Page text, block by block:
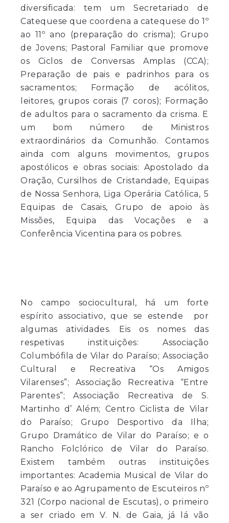
diversificada: tem um Secretariado de
Catequese que coordena a catequese do 1º
ao 11º ano (preparação do crisma); Grupo
de Jovens; Pastoral Familiar que promove
os Ciclos de Conversas Amplas (CCA);
Preparação de pais e padrinhos para os
sacramentos; Formação de acólitos,
leitores, grupos corais (7 coros); Formação
de adultos para o sacramento da crisma. E
um bom número de Ministros
extraordinários da Comunhão. Contamos
ainda com alguns movimentos, grupos
apostólicos e obras sociais: Apostolado da
Oração, Cursilhos de Cristandade, Equipas
de Nossa Senhora, Liga Operária Católica, 5
Equipas de Casais, Grupo de apoio às
Missões, Equipa das Vocações e a
Conferência Vicentina para os pobres.
No campo sociocultural, há um forte
espírito associativo, que se estende por
algumas atividades. Eis os nomes das
respetivas instituições: Associação
Columbófila de Vilar do Paraíso; Associação
Cultural e Recreativa “Os Amigos
Vilarenses”; Associação Recreativa “Entre
Parentes”; Associação Recreativa de S.
Martinho d’ Além; Centro Ciclista de Vilar
do Paraíso; Grupo Desportivo da Ilha;
Grupo Dramático de Vilar do Paraíso; e o
Rancho Folclórico de Vilar do Paraíso.
Existem também outras instituições
importantes: Academia Musical de Vilar do
Paraíso e ao Agrupamento de Escuteiros nº
321 (Corpo nacional de Escutas), o primeiro
a ser criado em V. N. de Gaia, já lá vão